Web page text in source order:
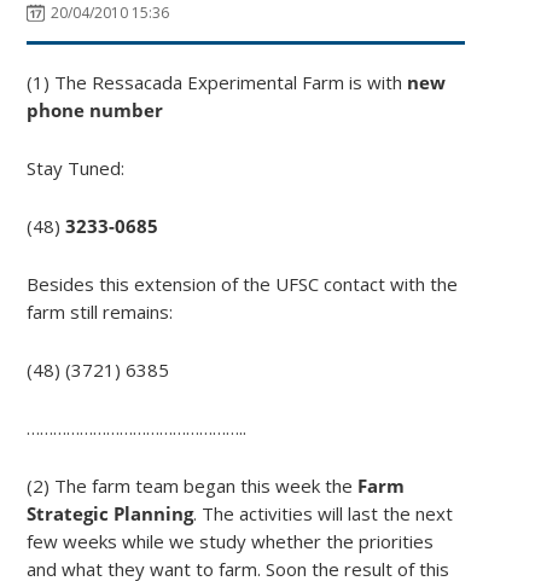
20/04/2010 15:36
(1) The Ressacada Experimental Farm is with new
phone number
Stay Tuned:
(48)3233-0685
Besides this extension of the UFSC contact with the
farm still remains:
(48) (3721) 6385
…………………………………………..
(2) The farm team began this week the Farm
Strategic Planning. The activities will last the next
few weeks while we study whether the priorities
and what they want to farm. Soon the result of this